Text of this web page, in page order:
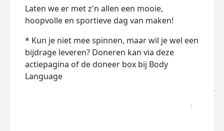
Laten we er met z'n allen een mooie,
hoopvolle en sportieve dag van maken!
* Kun je niet mee spinnen, maar wil je wel een
bijdrage leveren? Doneren kan via deze
actiepagina of de doneer box bij Body
Language